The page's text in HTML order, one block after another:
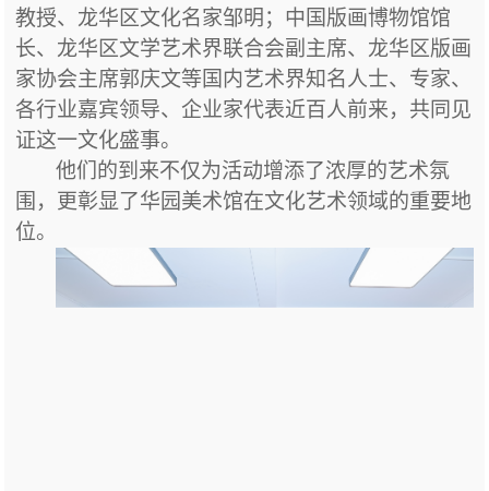
教授、龙华区文化名家邹明 ；中国版画博物馆馆
长、龙华区文学艺术界联合会副主席、龙华区版画
家协会主席郭庆文等国内艺术界知名人士、专家、
各行业嘉宾领导、企业家代表近百人前来，共同见
证这一文化盛事。
他们的到来不仅为活动增添了浓厚的艺术氛
围，更彰显了华园美术馆在文化艺术领域的重要地
位。